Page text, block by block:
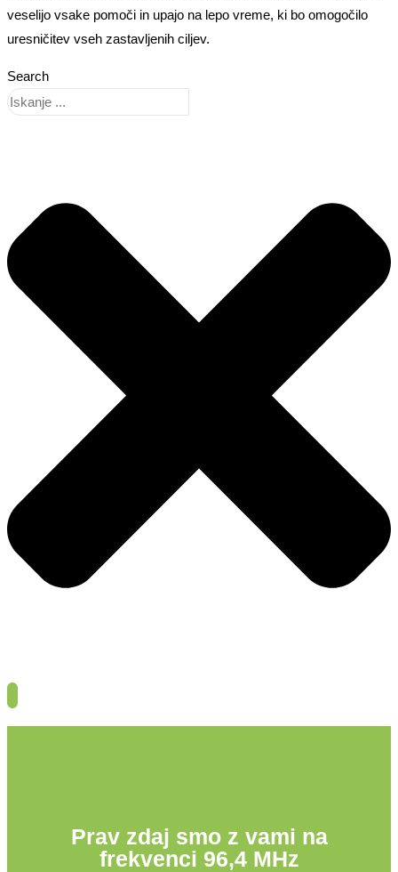
veselijo vsake pomoči in upajo na lepo vreme, ki bo omogočilo
uresničitev vseh zastavljenih ciljev.
Search
Prav zdaj smo z vami na
frekvenci 96,4 MHz